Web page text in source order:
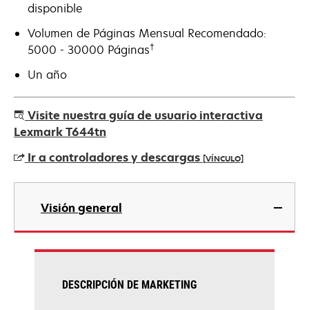
disponible
Volumen de Páginas Mensual Recomendado:
5000 - 30000 Páginas†
Un año
Visite nuestra guía de usuario interactiva
Lexmark T644tn
Ir a controladores y descargas [VÍNCULO]
se
una
pestaña
Visión general
DESCRIPCIÓN DE MARKETING